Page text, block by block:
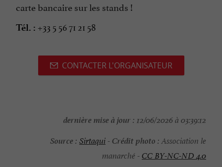
carte bancaire sur les stands !
Tél. : +33 5 56 71 21 58
CONTACTER L'ORGANISATEUR
dernière mise à jour : 12/06/2026 à 03:39:12
Source : Sirtaqui-Crédit photo :Association le
manarché -CC BY-NC-ND 4.0